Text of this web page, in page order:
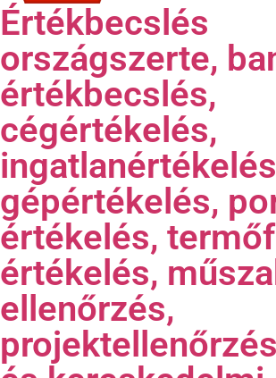
Értékbecslés
országszerte,
értékbecslés,
cégértékelés,
gépértékelés,
értékelés,
értékelés,
ellenőrzés,